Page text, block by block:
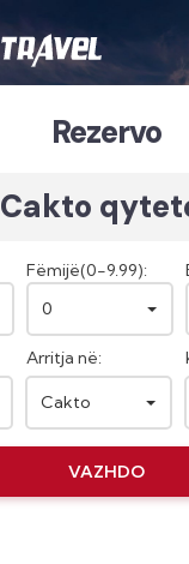
Rezervo
Cakto
Fëmijë(0-9.99):
0
Arritja në:
Cakto
VAZHDO